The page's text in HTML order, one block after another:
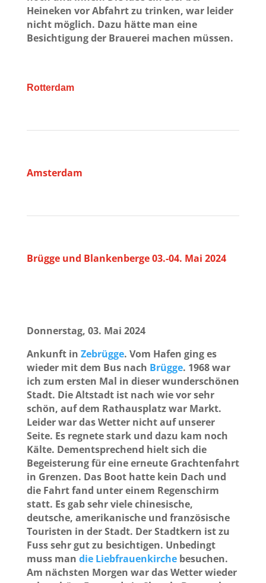
Heineken vor Abfahrt zu trinken, war leider
nicht möglich. Dazu hätte man eine
Besichtigung der Brauerei machen müssen.
Rotterdam
Amsterdam
Brügge und Blankenberge 03.-04. Mai 2024
Donnerstag, 03. Mai 2024
Ankunft in Zebrügge. Vom Hafen ging es
wieder mit dem Bus nach Brügge. 1968 war
ich zum ersten Mal in dieser wunderschönen
Stadt. Die Altstadt ist nach wie vor sehr
schön, auf dem Rathausplatz war Markt.
Leider war das Wetter nicht auf unserer
Seite. Es regnete stark und dazu kam noch
Kälte. Dementsprechend hielt sich die
Begeisterung für eine erneute Grachtenfahrt
in Grenzen. Das Boot hatte kein Dach und
die Fahrt fand unter einem Regenschirm
statt. Es gab sehr viele chinesische,
deutsche, amerikanische und französische
Touristen in der Stadt. Der Stadtkern ist zu
Fuss sehr gut zu besichtigen. Unbedingt
muss man die Liebfrauenkirchebesuchen.
Am nächsten Morgen war das Wetter wieder